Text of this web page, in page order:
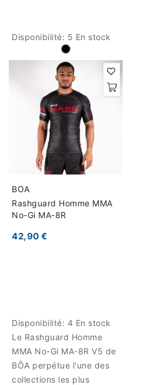
Disponibilité: 5 En stock
BOA
Rashguard Homme MMA
No-Gi MA-8R
42,90 €
Disponibilité: 4 En stock
Le Rashguard Homme
MMA No-Gi MA-8R V5 de
BŌA perpétue l'une des
collections les plus